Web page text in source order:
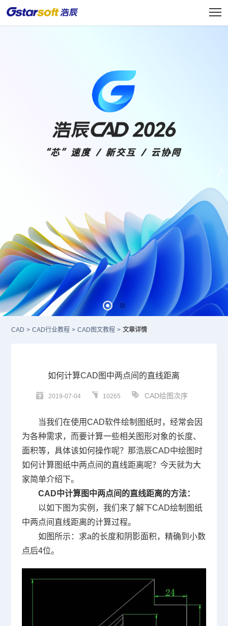
CAD > CAD行业教程 > CAD图文教程 > 文章详情
如何计算CAD图中两点间的直线距离
2019-07-04 10265 CAD绘图次序
当我们在使用CAD软件绘制图纸时，经常会因
为各种需求，而要计算一些相关图形对象的长度、
面积等，具体该如何操作呢？那浩辰CAD中绘图时
如何计算图纸中两点间的直线距离呢？今天就为大
家简单介绍下。
CAD中计算图中两点间的直线距离的方法：
以如下图为实例，我们来了解下CAD绘制图纸
中两点间直线距离的计算过程。
如图所示：求a的长度和阴影面积，精确到小数
点后4位。